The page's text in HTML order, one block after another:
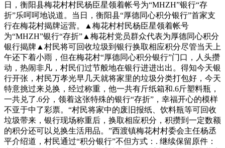
日，衡阳县梅花村村民杨臣星领着帐号为“MHZH”银行“存
折”乐呵呵地说道。当日，衡阳县“厚德同心积分银行”首家支
行在梅花村揭牌运营。▲梅花村村民杨臣星领着帐号
为“MHZH”银行“存折”▲梅花村党员群众代表为厚德同心积分
银行揭牌▲村民将可回收垃圾到银行换取相应积分尽管当天上
午还下着小雨，但在梅花村“厚德同心积分银行”门口，人头攒
动，热闹非凡，村民们过节般地在银行进进出出。得知今天银
行开张，村民万孝光早几天就将家里的垃圾分类打包好，今天
特意挑过来兑换，经过称重，他一共有斤纸箱和.6斤塑料瓶，
一共兑了.6分，领着这张特殊的银行“存折”，幸福开心的模样
不亚于中了彩票。“村民将家中的废旧报纸、饮料瓶等可回收
垃圾带来，银行现场称重后，换取相应积分，积攒到一定数额
的积分还可以兑换生活用品。”西渡镇梅花村村委会主任杨丞
平介绍道，村民通过“积分银行”不但方式：. 继续保留原件：